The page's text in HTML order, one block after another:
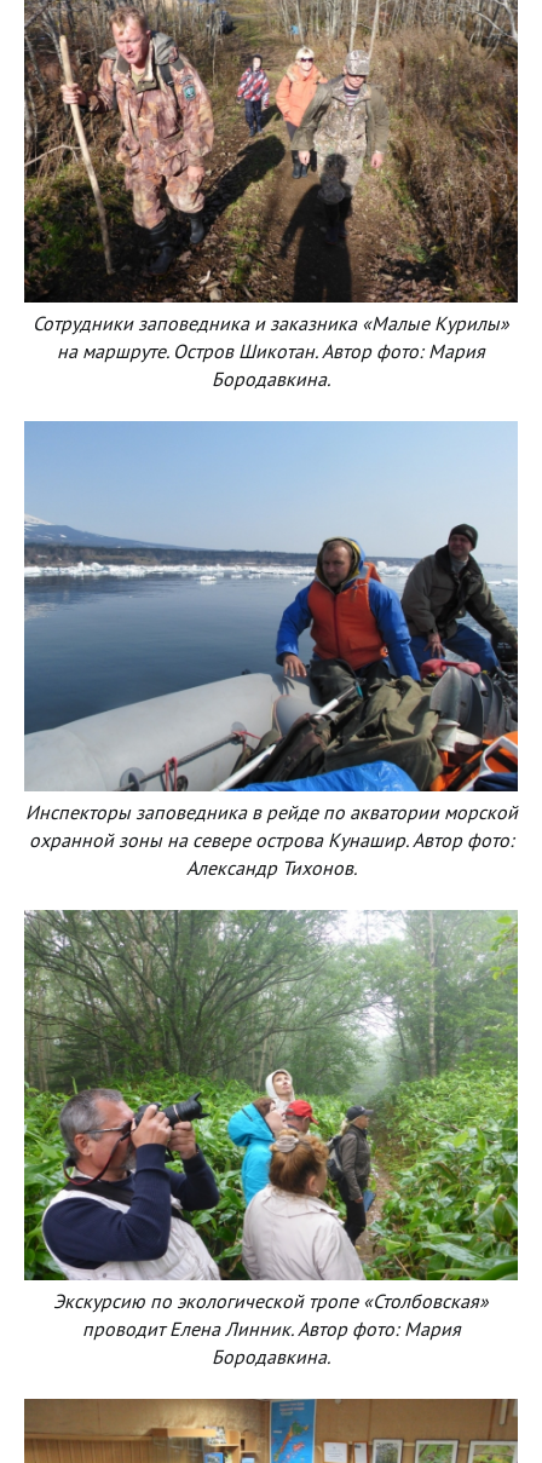
Сотрудники заповедника и заказника «Малые Курилы»
на маршруте. Остров Шикотан. Автор фото: Мария
Бородавкина.
Инспекторы заповедника в рейде по акватории морской
охранной зоны на севере острова Кунашир. Автор фото:
Александр Тихонов.
Экскурсию по экологической тропе «Столбовская»
проводит Елена Линник. Автор фото: Мария
Бородавкина.